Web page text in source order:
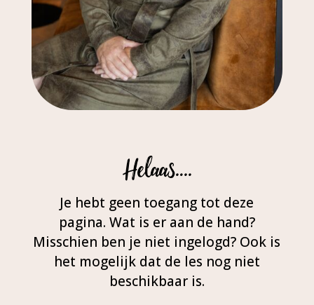
Helaas….
Je hebt geen toegang tot deze
pagina. Wat is er aan de hand?
Misschien ben je niet ingelogd? Ook is
het mogelijk dat de les nog niet
beschikbaar is.